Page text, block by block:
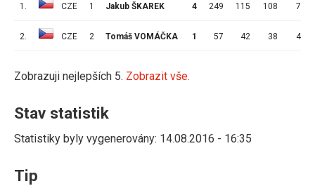
1. CZE 1 Jakub ŠKAREK 4 249 115 108 7
2. CZE 2 Tomáš VOMÁČKA 1 57 42 38 4
Zobrazuji nejlepších 5. Zobrazit vše.
Stav statistik
Statistiky byly vygenerovány: 14.08.2016 - 16:35
Tip